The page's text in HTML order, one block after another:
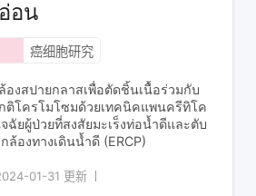
อน
癌细胞研究
องสปายกลาสเพื่อตัดชิ้นเนื้อร่วมกับ
ติโครโมโซมด้วยเทคนิคแพนครีทิโค
ฉัยผู้ป่วยที่สงสัยมะเร็งท่อน้ำดีและตับ
องทางเดินน้ำดี (ERCP)
01-31 更新